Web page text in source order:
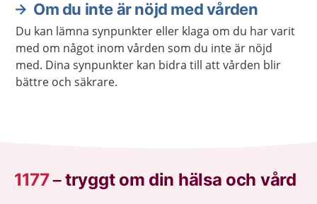
att boka tid på en mottagning.
Om du inte är nöjd med vården
Du kan lämna synpunkter eller klaga om du har varit
med om något inom vården som du inte är nöjd
med. Dina synpunkter kan bidra till att vården blir
bättre och säkrare.
1177–tryggt om din hälsa och vård